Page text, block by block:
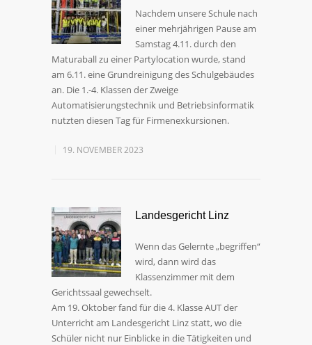
Nachdem unsere Schule nach
einer mehrjährigen Pause am
Samstag 4.11. durch den
Maturaball zu einer Partylocation wurde, stand
am 6.11. eine Grundreinigung des Schulgebäudes
an. Die 1.-4. Klassen der Zweige
Automatisierungstechnik und Betriebsinformatik
nutzten diesen Tag für Firmenexkursionen.
19. NOVEMBER 2023
Landesgericht Linz
Wenn das Gelernte „begriffen“
wird, dann wird das
Klassenzimmer mit dem
Gerichtssaal gewechselt.
Am 19. Oktober fand für die 4. Klasse AUT der
Unterricht am Landesgericht Linz statt, wo die
Schüler nicht nur Einblicke in die Tätigkeiten und